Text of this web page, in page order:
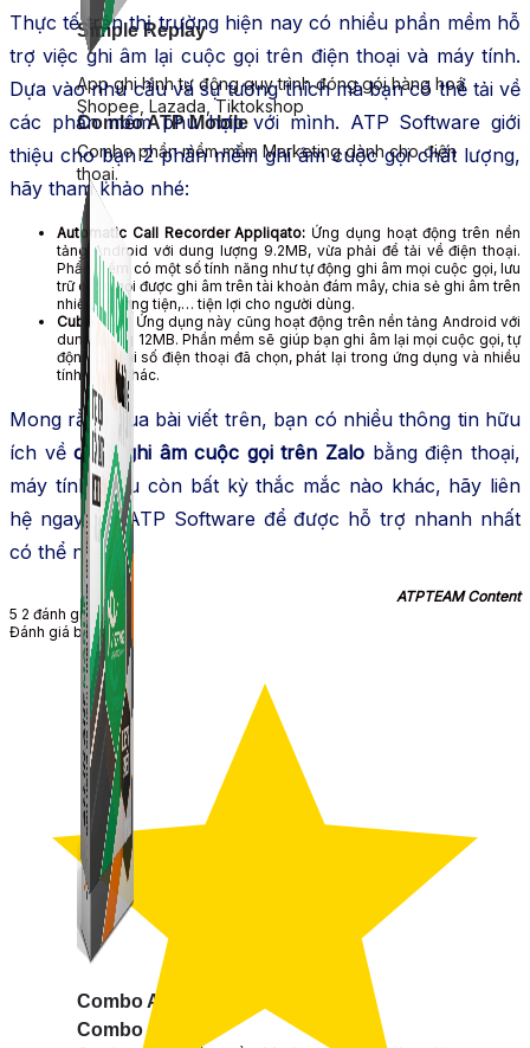
Combo ATP Mobile
Combo phần mềm mềm Marketing dành cho điện
thoại.
Combo ATP
Simple Replay
App ghi hình tự động quy trình đóng gói hàng hoá
Shopee, Lazada, Tiktokshop
Combo ATP Mobile
Thực tế trên thị trường hiện nay có nhiều phần mềm hỗ
trợ việc ghi âm lại cuộc gọi trên điện thoại và máy tính.
Dựa vào nhu cầu và sự tương thích mà bạn có thể tải về
các phần mềm phù hợp với mình. ATP Software giới
thiệu cho bạn 2 phần mềm ghi âm cuộc gọi chất lượng,
hãy tham khảo nhé:
Automatic Call Recorder Appliqato: Ứng dụng hoạt động trên nền
tảng Android với dung lượng 9.2MB, vừa phải để tải về điện thoại.
Phần mềm có một số tính năng như tự động ghi âm mọi cuộc gọi, lưu
trữ cuộc gọi được ghi âm trên tài khoản đám mây, chia sẻ ghi âm trên
nhiều phương tiện,… tiện lợi cho người dùng.
Cube ACR: Ứng dụng này cũng hoạt động trên nền tảng Android với
dung lượng 12MB. Phần mềm sẽ giúp bạn ghi âm lại mọi cuộc gọi, tự
động ghi lại số điện thoại đã chọn, phát lại trong ứng dụng và nhiều
tính năng khác.
Mong rằng qua bài viết trên, bạn có nhiều thông tin hữu
ích vềcách ghi âm cuộc gọi trên Zalo bằng điện thoại,
máy tính. Nếu còn bất kỳ thắc mắc nào khác, hãy liên
hệ ngay với ATP Software để được hỗ trợ nhanh nhất
có thể nhé!
ATPTEAM Content
5 2 đánh giá
Đánh giá bài viết